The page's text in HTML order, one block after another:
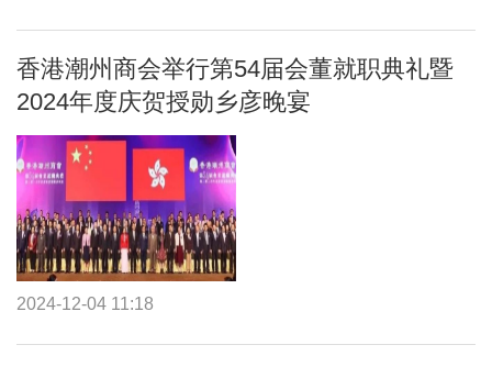
香港潮州商会举行第54届会董就职典礼暨
2024年度庆贺授勋乡彦晚宴
2024-12-04 11:18